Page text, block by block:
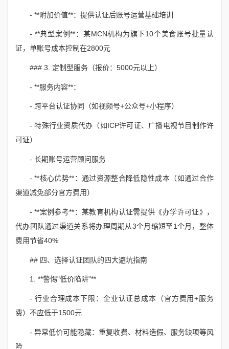
- **附加价值**：提供认证后账号运营基础培训
- **典型案例**：某MCN机构为旗下10个美食账号批量认
证，单账号成本控制在2800元
### 3. 定制型服务（报价：5000元以上）
- **服务内容**：
- 跨平台认证协同（如视频号+公众号+小程序）
- 特殊行业资质代办（如ICP许可证、广播电视节目制作许
可证）
- 长期账号运营顾问服务
- **核心优势**：通过资源整合降低隐性成本（如通过合作
渠道减免部分官方费用）
- **案例参考**：某教育机构认证需提供《办学许可证》，
代办团队通过渠道关系将办理周期从3个月缩短至1个月，整体
费用节省40%
## 四、选择认证团队的四大避坑指南
1. **警惕"低价陷阱"**
- 行业合理成本下限：企业认证总成本（官方费用+服务
费）不应低于1500元
- 异常低价可能隐藏：重复收费、材料造假、服务缺项等风
险